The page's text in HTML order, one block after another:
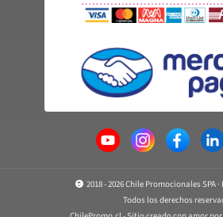
2018 - 2026 Chile Promocionales SPA ·
Todos los derechos